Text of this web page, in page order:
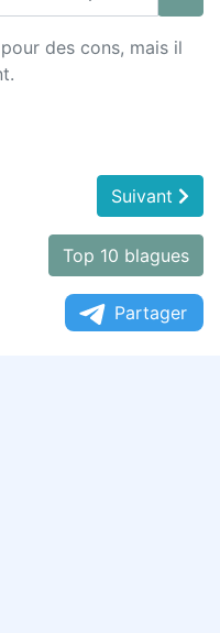
des cons, mais il
Suivant
Top 10 blagues
Partager